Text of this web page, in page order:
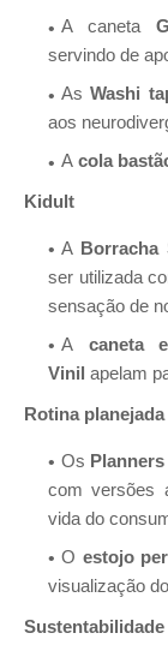
A caneta
servindo de
AsWashi
aos
A cola
Kidult
A Borracha
ser utilizada
sensação de
A caneta
Vinil apelam
Rotina planejada
Os
com versões
vida do
O estojo
visualização
Sustentabilidade